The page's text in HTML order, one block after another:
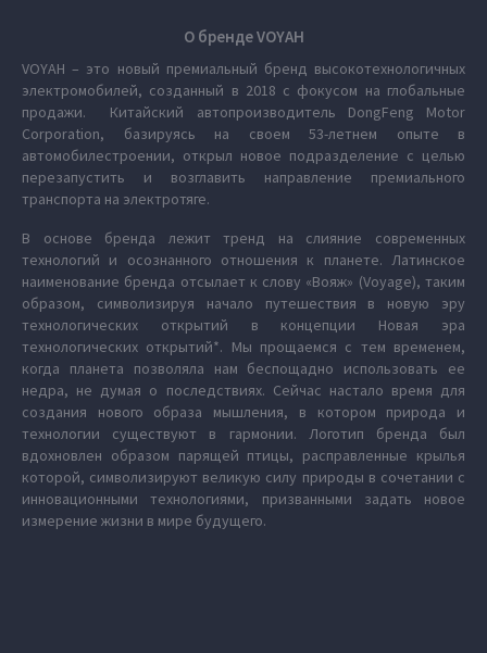
О бренде VOYAH
VOYAH – это новый премиальный бренд высокотехнологичных
электромобилей, созданный в 2018 с фокусом на глобальные
продажи. Китайский автопроизводитель DongFeng Motor
Corporation, базируясь на своем 53-летнем опыте в
автомобилестроении, открыл новое подразделение с целью
перезапустить и возглавить направление премиального
транспорта на электротяге.
В основе бренда лежит тренд на слияние современных
технологий и осознанного отношения к планете. Латинское
наименование бренда отсылает к слову «Вояж» (Voyage), таким
образом, символизируя начало путешествия в новую эру
технологических открытий в концепции Новая эра
технологических открытий*. Мы прощаемся с тем временем,
когда планета позволяла нам беспощадно использовать ее
недра, не думая о последствиях. Сейчас настало время для
создания нового образа мышления, в котором природа и
технологии существуют в гармонии. Логотип бренда был
вдохновлен образом парящей птицы, расправленные крылья
которой, символизируют великую силу природы в сочетании с
инновационными технологиями, призванными задать новое
измерение жизни в мире будущего.